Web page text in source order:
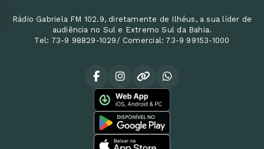
Rádio Gabriela FM 102.9, diretamente de Ilhéus, a sua líder de
audiência no Sul e Extremo Sul da Bahia.
Tel: 73-9 98829-1029/ Comercial: 73-9 99153-1000